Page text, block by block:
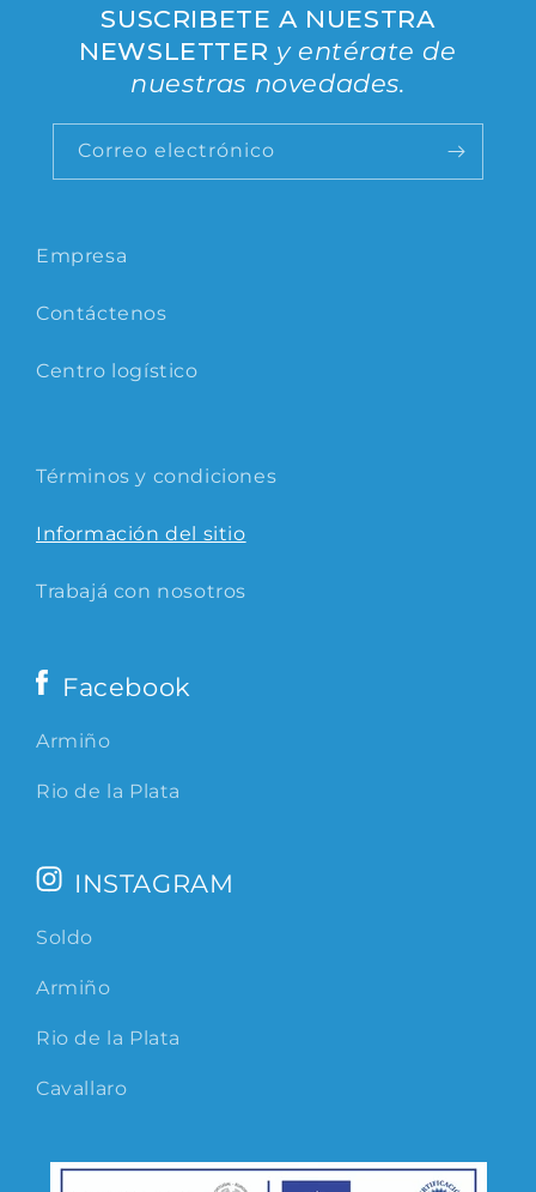
Empresa
Contáctenos
Centro logístico
Términos y condiciones
Información del sitio
Trabajá con nosotros
Facebook
Armiño
Rio de la Plata
INSTAGRAM
Soldo
Armiño
Rio de la Plata
Cavallaro
SUSCRIBETE A NUESTRA
NEWSLETTER y entérate de
nuestras novedades.
Correo electrónico